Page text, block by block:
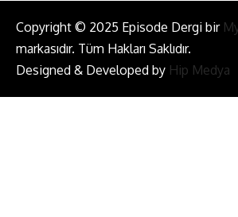
Copyright © 2025 Episode Dergi bir
markasıdır. Tüm Hakları Saklıdır.
Designed & Developed by Hip Medya